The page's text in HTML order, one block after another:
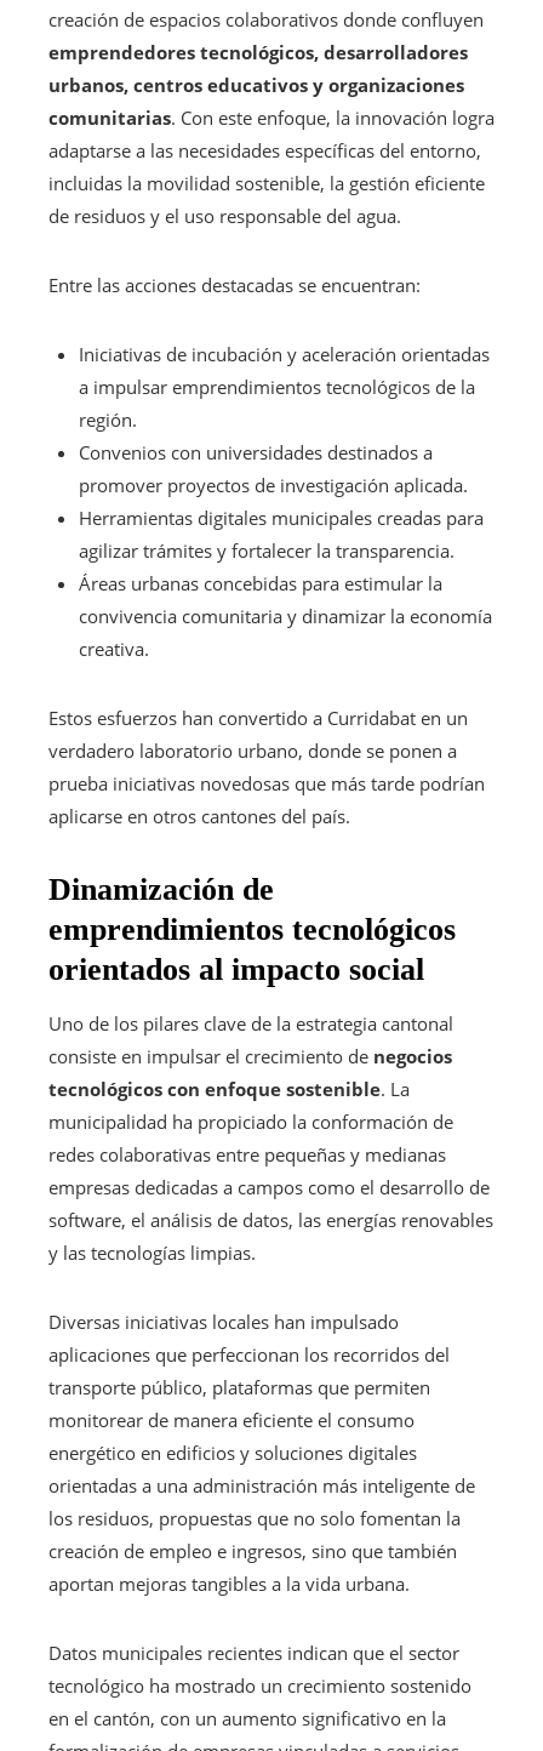
creación de espacios colaborativos donde confluyen
emprendedores tecnológicos, desarrolladores
urbanos, centros educativos y organizaciones
comunitarias. Con este enfoque, la innovación logra
adaptarse a las necesidades específicas del entorno,
incluidas la movilidad sostenible, la gestión eficiente
de residuos y el uso responsable del agua.
Entre las acciones destacadas se encuentran:
Iniciativas de incubación y aceleración orientadas
a impulsar emprendimientos tecnológicos de la
región.
Convenios con universidades destinados a
promover proyectos de investigación aplicada.
Herramientas digitales municipales creadas para
agilizar trámites y fortalecer la transparencia.
Áreas urbanas concebidas para estimular la
convivencia comunitaria y dinamizar la economía
creativa.
Estos esfuerzos han convertido a Curridabat en un
verdadero laboratorio urbano, donde se ponen a
prueba iniciativas novedosas que más tarde podrían
aplicarse en otros cantones del país.
Dinamización de
emprendimientos tecnológicos
orientados al impacto social
Uno de los pilares clave de la estrategia cantonal
consiste en impulsar el crecimiento de negocios
tecnológicos con enfoque sostenible. La
municipalidad ha propiciado la conformación de
redes colaborativas entre pequeñas y medianas
empresas dedicadas a campos como el desarrollo de
software, el análisis de datos, las energías renovables
y las tecnologías limpias.
Diversas iniciativas locales han impulsado
aplicaciones que perfeccionan los recorridos del
transporte público, plataformas que permiten
monitorear de manera eficiente el consumo
energético en edificios y soluciones digitales
orientadas a una administración más inteligente de
los residuos, propuestas que no solo fomentan la
creación de empleo e ingresos, sino que también
aportan mejoras tangibles a la vida urbana.
Datos municipales recientes indican que el sector
tecnológico ha mostrado un crecimiento sostenido
en el cantón, con un aumento significativo en la